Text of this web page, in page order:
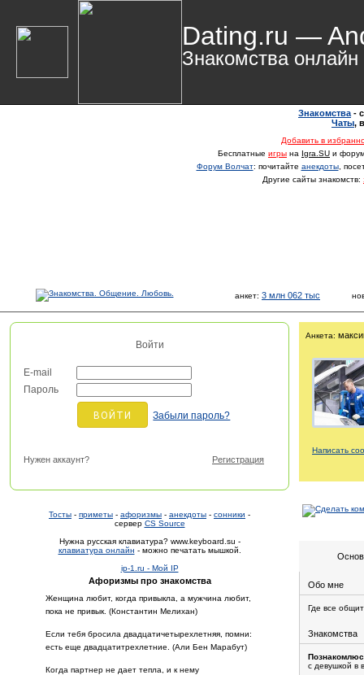
Dating.ru —
Знакомства онлайн
Знакомства -
Чаты,
Добавить в
Бесплатные игры на Igra.SU и
Форум Волчат: почитайте анекдоты,
Другие сайты знакомств:
анкет: 3 млн 062 тыс
Войти
E-mail
Пароль
Забыли пароль?
Нужен аккаунт? Регистрация
Тосты - приметы - афоризмы - анекдоты - сонники -
сервер CS Source
Нужна русская клавиатура? www.keyboard.su -
клавиатура онлайн - можно печатать мышкой.
ip-1.ru - Мой IP
Афоризмы про знакомства
Женщина любит, когда привыкла, а мужчина любит,
пока не привык. (Константин Мелихан)
Если тебя бросила двадцатичетырехлетняя, помни:
есть еще двадцатитрехлетние. (Али Бен Марабут)
Когда партнер не дает тепла, и к нему
Анкета:
Написать
Обо мне
Где все
Знакомства
с девушкой в